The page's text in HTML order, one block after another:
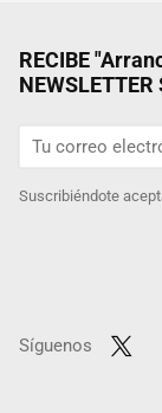
RECIBE
Suscribiéndote
Síguenos